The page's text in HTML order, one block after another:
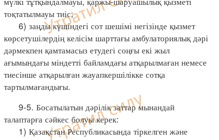
тоқтатылмауы тиіс;
6) заңды күшіндегі сот шешімі негізінде қызмет
көрсетушілердің келісім шарттағы амбулаториялық дәрі
дәрмекпен қамтамасыз етудегі соңғы екі жыл
ағымындағы міндетті байламдағы атқарылмаған немесе
тиесінше атқарылған жауапкершілікке сотқа
тартылмағандығы.
9-5. Босатылатын дәрілік заттар мынандай
талаптарға сәйкес болуы керек:
1) Қазақстан Республикасында тіркелген және